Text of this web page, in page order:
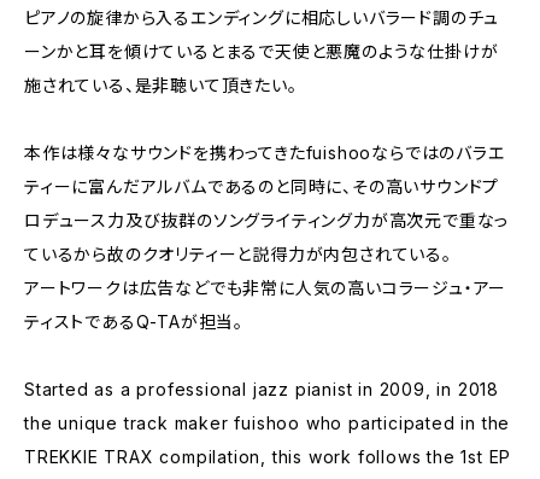
ピアノの旋律から入るエンディングに相応しいバラード調のチュ
ーンかと耳を傾けているとまるで天使と悪魔のような仕掛けが
施されている、是非聴いて頂きたい。
本作は様々なサウンドを携わってきたfuishooならではのバラエ
ティーに富んだアルバムであるのと同時に、その高いサウンドプ
ロデュース力及び抜群のソングライティング力が高次元で重なっ
ているから故のクオリティーと説得力が内包されている。
アートワークは広告などでも非常に人気の高いコラージュ・アー
ティストであるQ-TAが担当。
Started as a professional jazz pianist in 2009, in 2018
the unique track maker fuishoo who participated in the
TREKKIE TRAX compilation, this work follows the 1st EP